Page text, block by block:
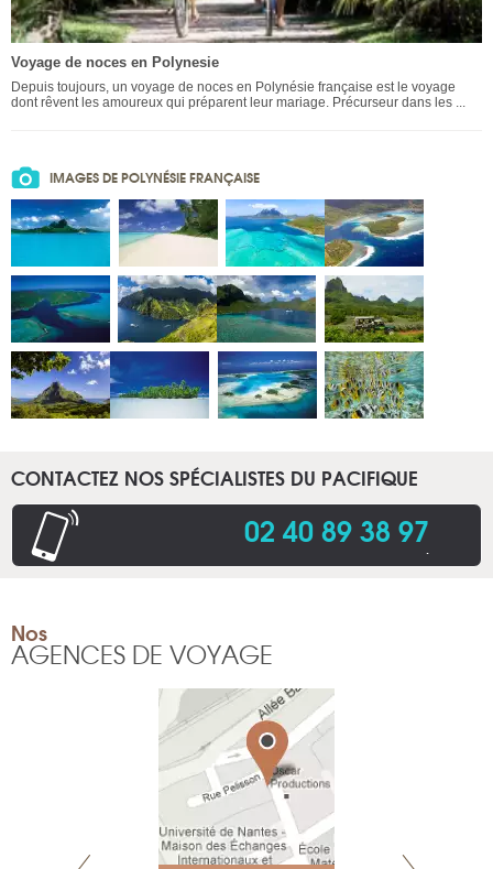
Voyage de noces en Polynesie
Depuis toujours, un voyage de noces en Polynésie française est le voyage
dont rêvent les amoureux qui préparent leur mariage. Précurseur dans les ...
IMAGES DE POLYNÉSIE FRANÇAISE
CONTACTEZ NOS SPÉCIALISTES DU PACIFIQUE
02 40 89 38 97
Nos
AGENCES DE VOYAGE